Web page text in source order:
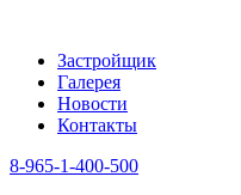
Застройщик
Галерея
Новости
Контакты
8-965-1-400-500